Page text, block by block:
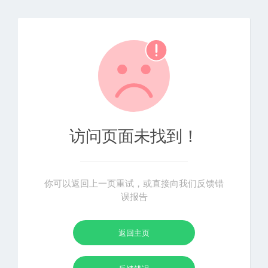
访问页面未找到！
你可以返回上一页重试，或直接向我们反馈错
误报告
返回主页